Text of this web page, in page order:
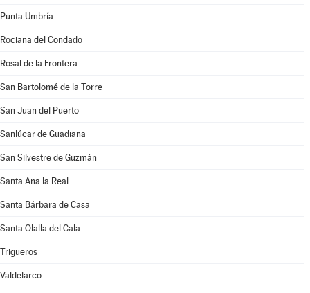
Punta Umbría
Rociana del Condado
Rosal de la Frontera
San Bartolomé de la Torre
San Juan del Puerto
Sanlúcar de Guadiana
San Silvestre de Guzmán
Santa Ana la Real
Santa Bárbara de Casa
Santa Olalla del Cala
Trigueros
Valdelarco